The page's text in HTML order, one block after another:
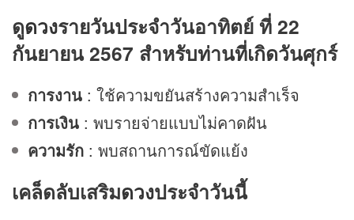
ดูดวงรายวันประจำวันอาทิตย์ ที่ 22
กันยายน 2567 สำหรับท่านที่เกิดวันศุกร์
การงาน : ใช้ความขยันสร้างความสำเร็จ
การเงิน : พบรายจ่ายแบบไม่คาดฝัน
ความรัก : พบสถานการณ์ขัดแย้ง
เคล็ดลับเสริมดวงประจำวันนี้